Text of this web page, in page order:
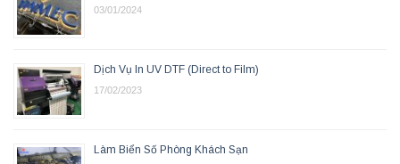
03/01/2024
Dịch Vụ In UV DTF (Direct to Film)
17/02/2023
Làm Biển Số Phòng Khách Sạn